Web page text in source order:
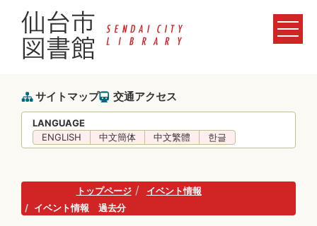
サイトマップ 交通アクセス
LANGUAGE
ENGLISH
中文簡体 中文繁體 한글
トップページ
イベント情報
イベント情報 過去分